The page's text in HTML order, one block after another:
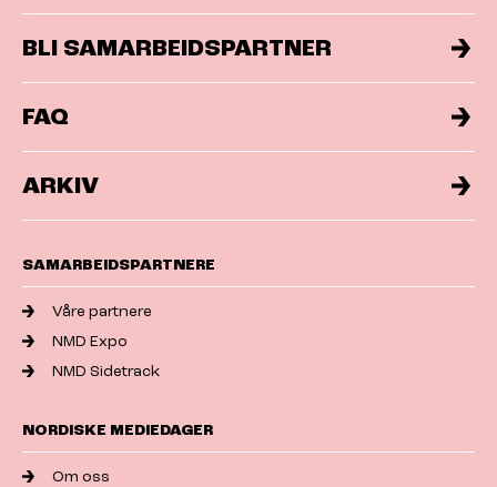
BLI SAMARBEIDSPARTNER
FAQ
ARKIV
SAMARBEIDSPARTNERE
Våre partnere
NMD Expo
NMD Sidetrack
NORDISKE MEDIEDAGER
Om oss